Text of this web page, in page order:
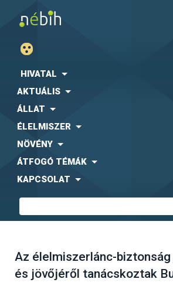
HIVATAL
AKTUÁLIS
ÁLLAT
ÉLELMISZER
NÖVÉNY
ÁTFOGÓ TÉMÁK
KAPCSOLAT
Az élelmiszerlánc-
és jövőjéről tanácskoztak